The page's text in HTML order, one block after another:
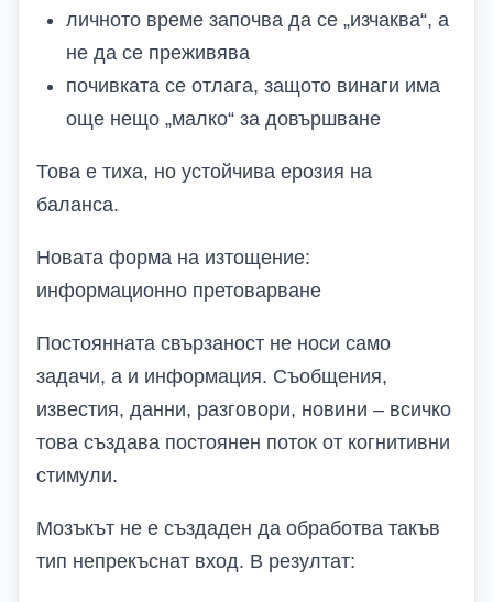
личното време започва да се „изчаква“, а
не да се преживява
почивката се отлага, защото винаги има
още нещо „малко“ за довършване
Това е тиха, но устойчива ерозия на
баланса.
Новата форма на изтощение:
информационно претоварване
Постоянната свързаност не носи само
задачи, а и информация. Съобщения,
известия, данни, разговори, новини – всичко
това създава постоянен поток от когнитивни
стимули.
Мозъкът не е създаден да обработва такъв
тип непрекъснат вход. В резултат: